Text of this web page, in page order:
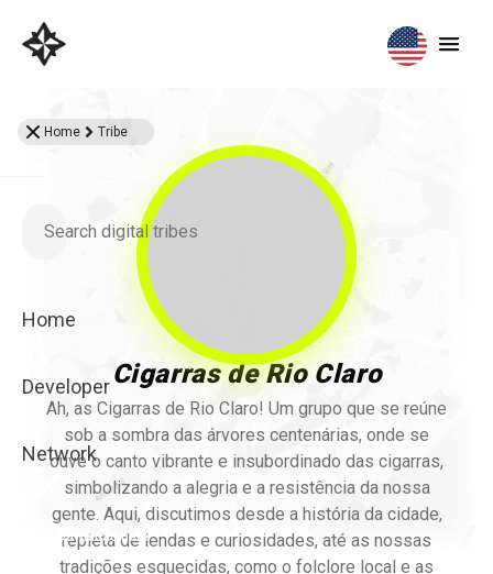
Home
Developer
Network
Download here
Home Tribe
Cigarras de Rio Claro
Ah, as Cigarras de Rio Claro! Um grupo que se reúne
sob a sombra das árvores centenárias, onde se
ouve o canto vibrante e insubordinado das cigarras,
simbolizando a alegria e a resistência da nossa
gente. Aqui, discutimos desde a história da cidade,
repleta de lendas e curiosidades, até as nossas
tradições esquecidas, como o folclore local e as